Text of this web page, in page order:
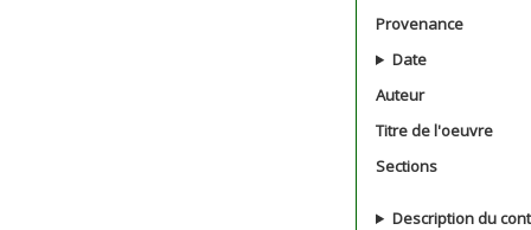
Provenance
Date
Auteur
Titre de l'oeuvre
Sections
Description du